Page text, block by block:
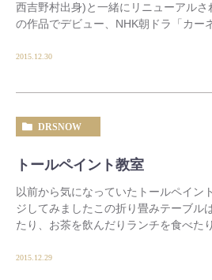
西吉野村出身)と一緒にリニューアル
の作品でデビュー、NHK朝ドラ「カー
2015.12.30
DRSNOW
トールペイント教室
以前から気になっていたトールペイン
ジしてみましたこの折り畳みテーブル
たり、お茶を飲んだりランチを食べた
2015.12.29